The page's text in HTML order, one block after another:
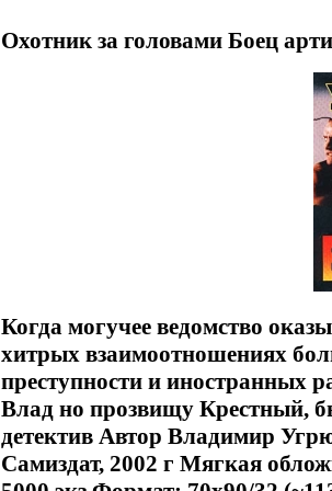
Охотник за головами Боец
Когда могучее ведомство
хитрых взаимоотношениях
преступности и иностранных
Влад но прозвищу Крестный,
детектив Автор Владимир
Самиздат, 2002 г Мягкая